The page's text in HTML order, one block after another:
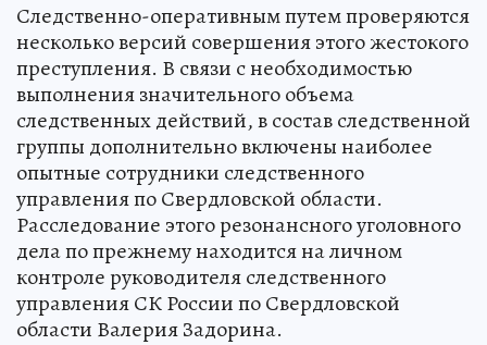
Следственно-оперативным путем проверяются
несколько версий совершения этого жестокого
преступления. В связи с необходимостью
выполнения значительного объема
следственных действий, в состав следственной
группы дополнительно включены наиболее
опытные сотрудники следственного
управления по Свердловской области.
Расследование этого резонансного уголовного
дела по прежнему находится на личном
контроле руководителя следственного
управления СК России по Свердловской
области Валерия Задорина.